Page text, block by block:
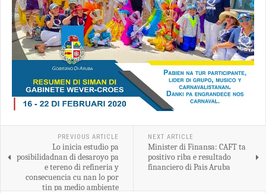
PREVIOUS ARTICLE
Lo inicia estudio pa
posibilidadnan di desaroyo pa
e tereno di refineria y
consecuencia cu nan lo por
tin pa medio ambiente
NEXT ARTICLE
Minister di Finansa: CAFT ta
positivo riba e resultado
financiero di Pais Aruba